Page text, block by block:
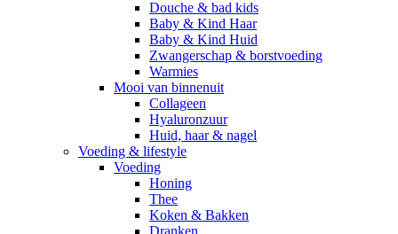
Douche & bad kids
Baby & Kind Haar
Baby & Kind Huid
Zwangerschap & borstvoeding
Warmies
Mooi van binnenuit
Collageen
Hyaluronzuur
Huid, haar & nagel
Voeding & lifestyle
Voeding
Honing
Thee
Koken & Bakken
Dranken